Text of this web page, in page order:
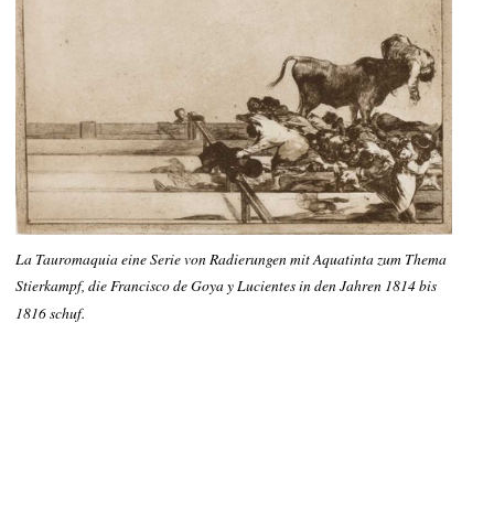
La Tauromaquia eine Serie von Radierungen mit Aquatinta zum Thema
Stierkampf, die Francisco de Goya y Lucientes in den Jahren 1814 bis
1816 schuf.